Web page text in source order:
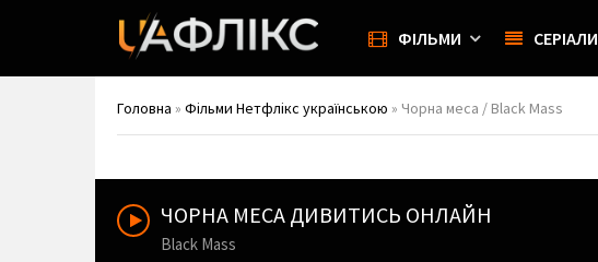
ФІЛЬМИ СЕРІАЛИ
Головна » Фільми Нетфлікс українською » Чорна меса / Black Mass
ЧОРНА МЕСА ДИВИТИСЬ ОНЛАЙН
Black Mass